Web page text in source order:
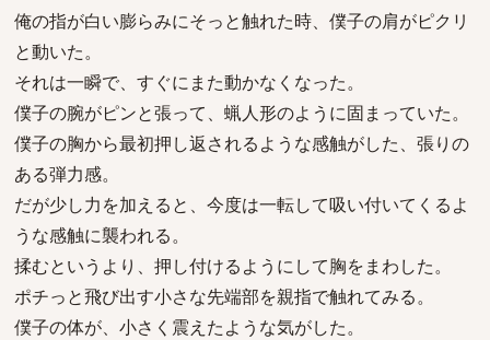
俺の指が白い膨らみにそっと触れた時、僕子の肩がピクリ
と動いた。
それは一瞬で、すぐにまた動かなくなった。
僕子の腕がピンと張って、蝋人形のように固まっていた。
僕子の胸から最初押し返されるような感触がした、張りの
ある弾力感。
だが少し力を加えると、今度は一転して吸い付いてくるよ
うな感触に襲われる。
揉むというより、押し付けるようにして胸をまわした。
ポチっと飛び出す小さな先端部を親指で触れてみる。
僕子の体が、小さく震えたような気がした。